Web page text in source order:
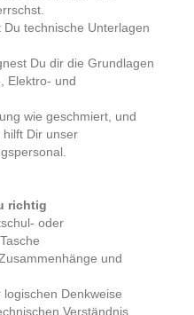
technische Unterlagen
Du dir die Grundlagen
Elektro- und
wie geschmiert, und
Dir unser
richtig
oder
und
Denkweise
Verständnis.